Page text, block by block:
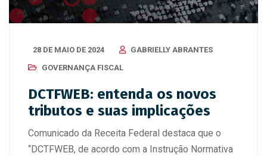
28 DE MAIO DE 2024
GABRIELLY ABRANTES
GOVERNANÇA FISCAL
DCTFWEB: entenda os novos
tributos e suas implicações
Comunicado da Receita Federal destaca que o
“DCTFWEB, de acordo com a Instrução Normativa